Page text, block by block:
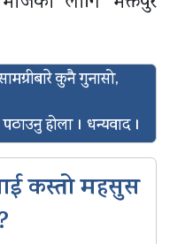
कुनै गुनासो,
होला । धन्यवाद ।
कस्तो महसुस